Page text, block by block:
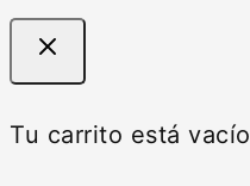
Tu carrito está vacío